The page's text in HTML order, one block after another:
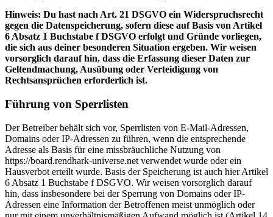
Hinweis: Du hast nach Art. 21 DSGVO ein Widerspruchsrecht
gegen die Datenspeicherung, sofern diese auf Basis von Artikel
6 Absatz 1 Buchstabe f DSGVO erfolgt und Gründe vorliegen,
die sich aus deiner besonderen Situation ergeben. Wir weisen
vorsorglich darauf hin, dass die Erfassung dieser Daten zur
Geltendmachung, Ausübung oder Verteidigung von
Rechtsansprüchen erforderlich ist.
Führung von Sperrlisten
Der Betreiber behält sich vor, Sperrlisten von E-Mail-Adressen,
Domains oder IP-Adressen zu führen, wenn die entsprechende
Adresse als Basis für eine missbräuchliche Nutzung von
https://board.rendhark-universe.net verwendet wurde oder ein
Hausverbot erteilt wurde. Basis der Speicherung ist auch hier Artikel
6 Absatz 1 Buchstabe f DSGVO. Wir weisen vorsorglich darauf
hin, dass insbesondere bei der Sperrung von Domains oder IP-
Adressen eine Information der Betroffenen meist unmöglich oder